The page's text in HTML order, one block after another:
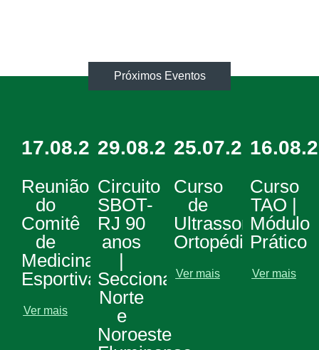
Próximos Eventos
17.08.2026
Reunião
do
Comitê
de
Medicina
Esportiva
Ver mais
29.08.2026
Circuito
SBOT-
RJ 90
anos
|
Seccionais
Norte
e
Noroeste
25.07.2026
Curso
de
Ultrassom
Ortopédico
Ver mais
Curso
TAO |
Módulo
Prático
Ver mais